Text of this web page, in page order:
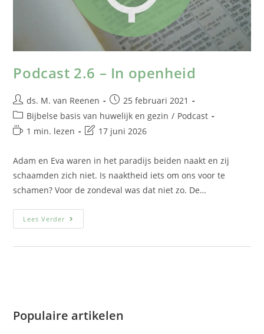
Podcast 2.6 – In openheid
ds. M. van Reenen
25 februari 2021
Bijbelse basis van huwelijk en gezin / Podcast
1 min. lezen
17 juni 2026
Adam en Eva waren in het paradijs beiden naakt en zij
schaamden zich niet. Is naaktheid iets om ons voor te
schamen? Voor de zondeval was dat niet zo. De…
Lees Verder
Populaire artikelen